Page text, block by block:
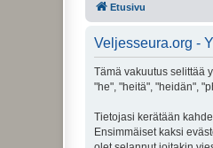
Etusivu
Veljesseura.org -
Tämä vakuutus selittää
"he", "heitä", "heidän",
Tietojasi kerätään
Ensimmäiset kaksi